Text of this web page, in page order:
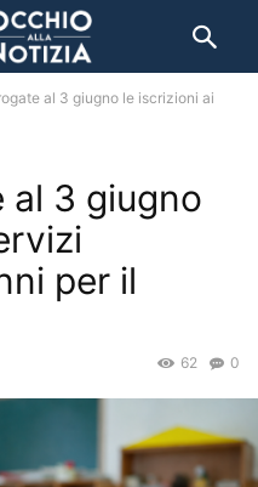
al 3 giugno le iscrizioni ai
al 3 giugno
per il
0
62